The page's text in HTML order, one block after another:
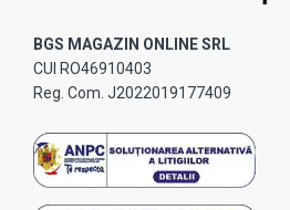
BGS MAGAZIN ONLINE SRL
CUI RO46910403
Reg. Com. J2022019177409